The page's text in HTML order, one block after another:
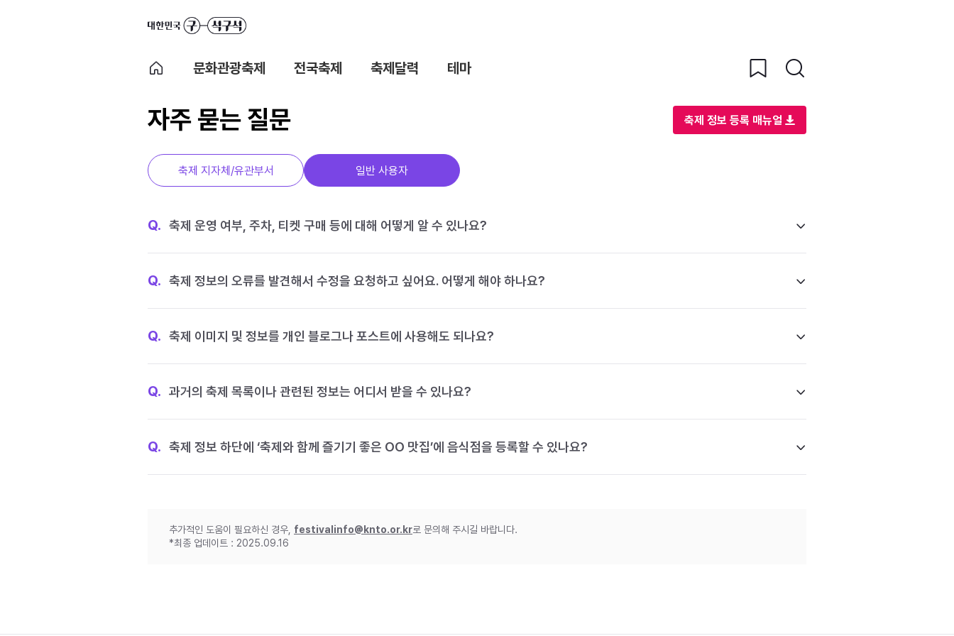
문화관광축제 전국축제 축제달력 테마
자주 묻는 질문 축제 정보 등록 매뉴얼
축제 지자체/유관부서 일반 사용자
Q. 축제 운영 여부, 주차, 티켓 구매 등에 대해 어떻게 알 수 있나요?
Q. 축제 정보의 오류를 발견해서 수정을 요청하고 싶어요. 어떻게 해야 하나요?
Q. 축제 이미지 및 정보를 개인 블로그나 포스트에 사용해도 되나요?
Q. 과거의 축제 목록이나 관련된 정보는 어디서 받을 수 있나요?
Q. 축제 정보 하단에 ‘축제와 함께 즐기기 좋은 OO 맛집’에 음식점을 등록할 수 있나요?
추가적인 도움이 필요하신 경우, festivalinfo@knto.or.kr로 문의해 주시길 바랍니다.
*최종 업데이트 : 2025.09.16